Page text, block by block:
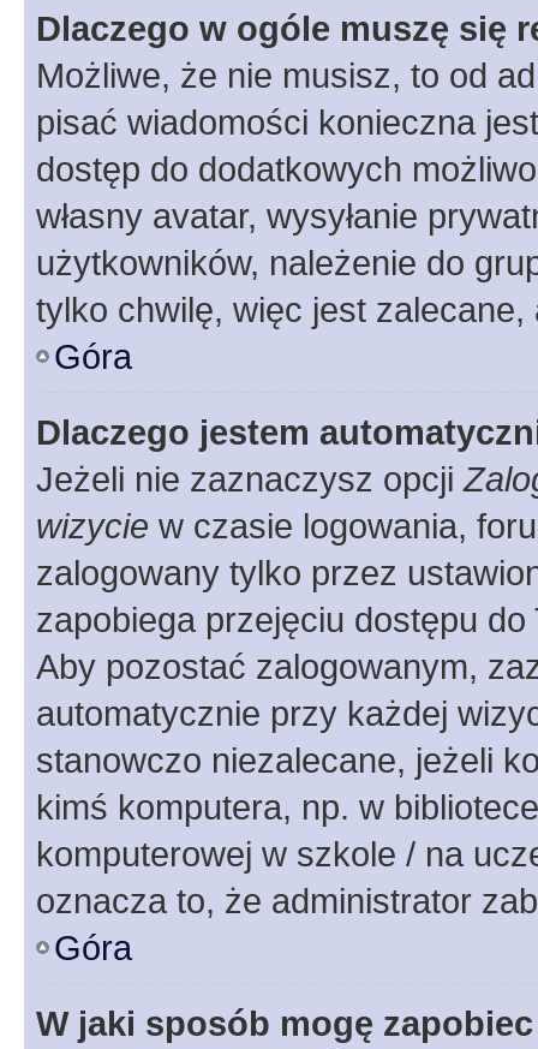
Dlaczego w ogóle muszę się
Możliwe, że nie musisz, to od
pisać wiadomości konieczna
dostęp do dodatkowych
własny avatar, wysyłanie
użytkowników, należenie do
tylko chwilę, więc jest zalecane,
Góra
Dlaczego jestem
Jeżeli nie zaznaczysz opcji
wizycie w czasie logowania,
zalogowany tylko przez
zapobiega przejęciu dostępu
Aby pozostać zalogowanym,
automatycznie przy każdej
stanowczo niezalecane, jeżeli
kimś komputera, np. w
komputerowej w szkole / na
oznacza to, że administrator
Góra
W jaki sposób mogę